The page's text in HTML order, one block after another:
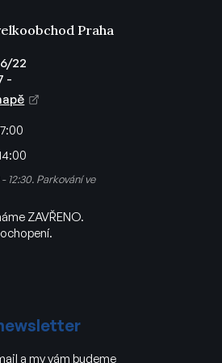
Praha
22
-
12:30. Parkování ve
ZAVŘENO.
a my vám budeme